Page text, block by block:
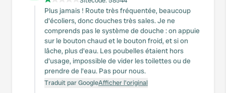
Plus jamais ! Route très fréquentée, beaucoup
d'écoliers, donc douches très sales. Je ne
comprends pas le système de douche : on appuie
sur le bouton chaud et le bouton froid, et si on
lâche, plus d'eau. Les poubelles étaient hors
d'usage, impossible de vider les toilettes ou de
prendre de l'eau. Pas pour nous.
Traduit par GoogleAfficher l'original